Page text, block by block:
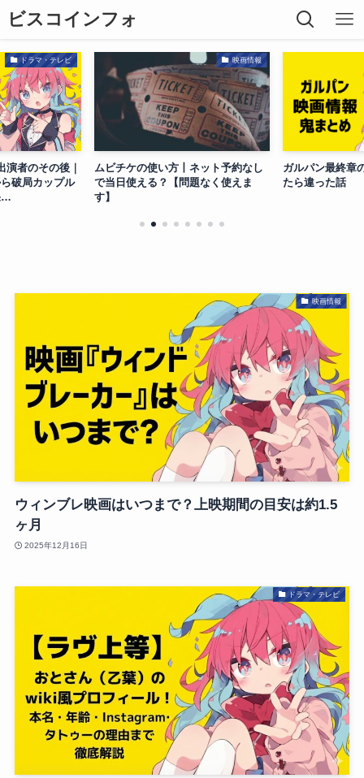
ビスコインフォ
ドラマ・テレビ
演者のその後｜
破局カップル
…
映画情報
ムビチケの使い方丨ネット予約なし
で当日使える？【問題なく使えま
す】
ガルパン最終章
たら違った話
映画情報
ウィンブレ映画はいつまで？上映期間の目安は約1.5
ヶ月
2025年12月16日
ドラマ・テレビ